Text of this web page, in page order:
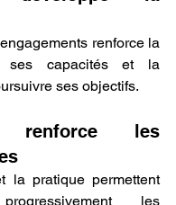
renforce la
ses capacités et la
ses objectifs.
les
la pratique permettent
les